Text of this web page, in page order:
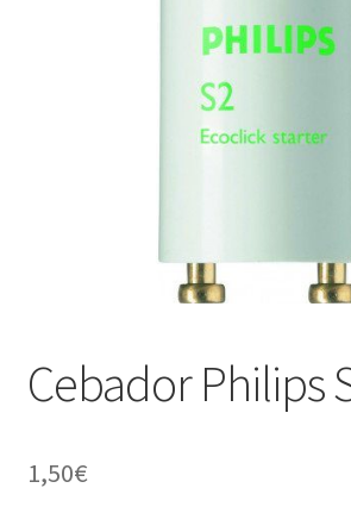
Contacta con nosotros
Cebador Philips
1,50€